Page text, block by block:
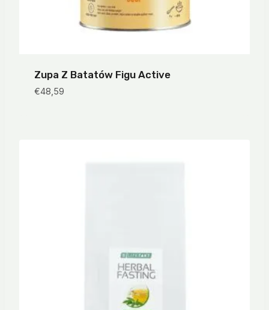
Zupa Z Batatów Figu Active
€48,59